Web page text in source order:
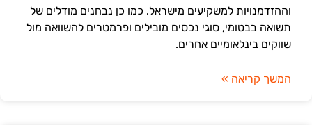
וההזדמנויות למשקיעים מישראל. כמו כן נבחנים מודלים של
תשואה בבטומי, סוגי נכסים מובילים ופרמטרים להשוואה מול
שווקים בינלאומיים אחרים.
המשך קריאה »